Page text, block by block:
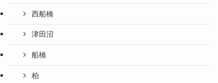
西船橋
津田沼
船橋
柏